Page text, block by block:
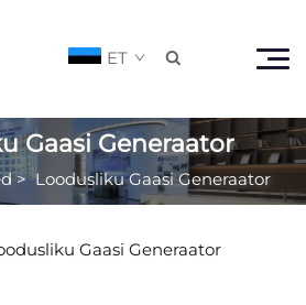
ET 
Gaasi Generaator
>Loodusliku Gaasi Generaator
Gaasi Generaator